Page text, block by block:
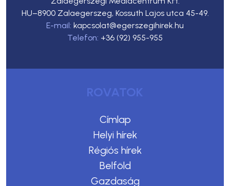
HU–8900 Zalaegerszeg, Kossuth Lajos utca 45-49.
E-mail: kapcsolat@egerszegihirek.hu
Telefon: +36 (92) 955-955
ROVATOK
Címlap
Helyi hírek
Régiós hírek
Belföld
Gazdaság